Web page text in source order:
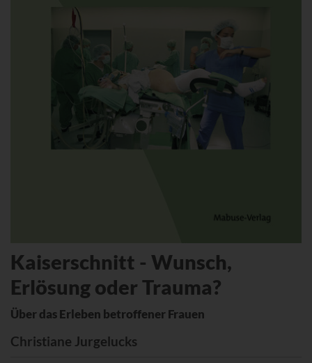
Kaiserschnitt - Wunsch,
Erlösung oder Trauma?
Über das Erleben betroffener Frauen
Christiane Jurgelucks